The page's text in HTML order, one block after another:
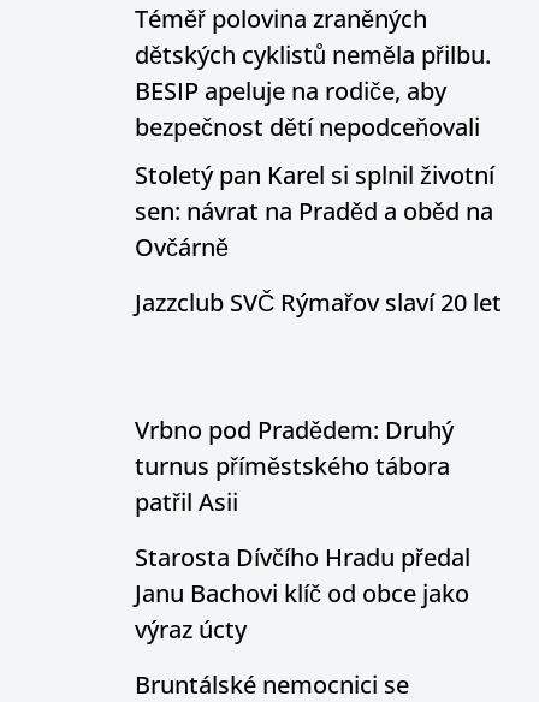
Téměř polovina zraněných
dětských cyklistů neměla přilbu.
BESIP apeluje na rodiče, aby
bezpečnost dětí nepodceňovali
Stoletý pan Karel si splnil životní
sen: návrat na Praděd a oběd na
Ovčárně
Jazzclub SVČ Rýmařov slaví 20 let
Vrbno pod Pradědem: Druhý
turnus příměstského tábora
patřil Asii
Starosta Dívčího Hradu předal
Janu Bachovi klíč od obce jako
výraz úcty
Bruntálské nemocnici se